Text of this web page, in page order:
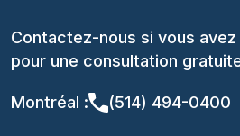
Contactez-nous si vous
pour une consultation
Montréal : (514) 494-0400